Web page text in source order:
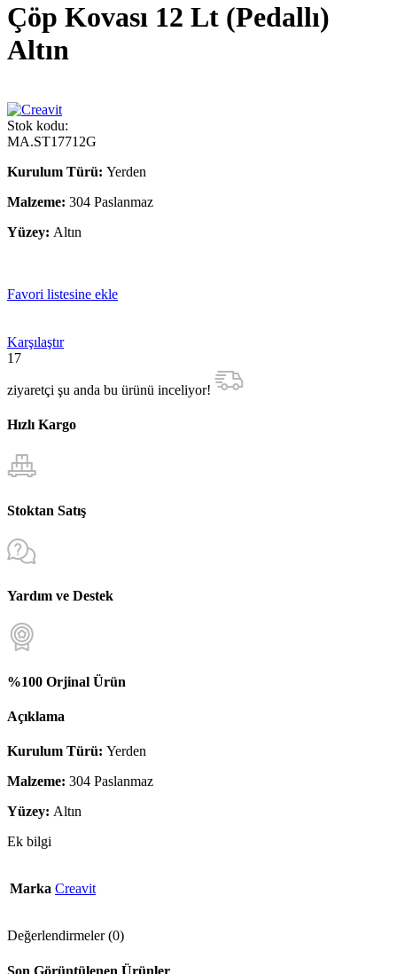
Çöp Kovası 12 Lt (Pedallı)
Altın
Stok kodu:
MA.ST17712G
Kurulum Türü: Yerden
Malzeme: 304 Paslanmaz
Yüzey: Altın
Favori listesine ekle
Karşılaştır
17
ziyaretçi şu anda bu ürünü inceliyor!
Hızlı Kargo
Stoktan Satış
Yardım ve Destek
%100 Orjinal Ürün
Açıklama
Kurulum Türü: Yerden
Malzeme: 304 Paslanmaz
Yüzey: Altın
Ek bilgi
Marka Creavit
Değerlendirmeler (0)
Son Görüntülenen Ürünler